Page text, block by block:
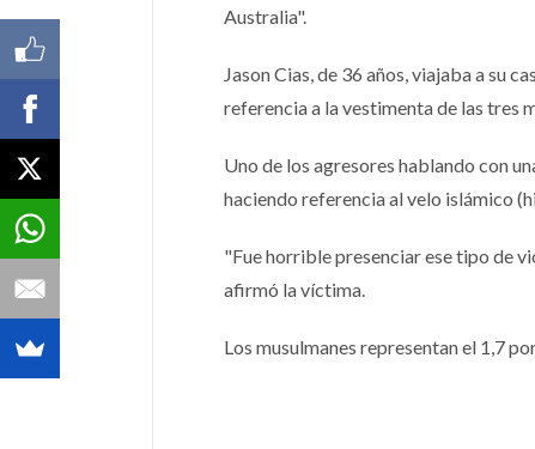
Australia".
Jason Cias, de 36 años, viajaba a su
referencia a la vestimenta de las tres
Uno de los agresores hablando con
haciendo referencia al velo islámico
"Fue horrible presenciar ese tipo de
afirmó la víctima.
Los musulmanes representan el 1,7